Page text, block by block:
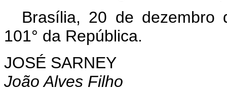
Brasília, 20 de dezembro
101° da República.
JOSÉ SARNEY
João Alves Filho